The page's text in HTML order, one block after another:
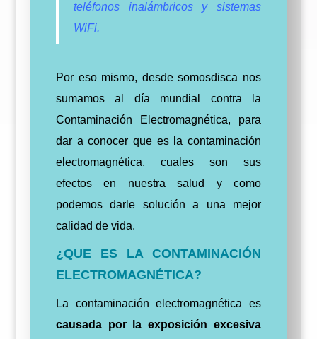
teléfonos inalámbricos y sistemas
WiFi.
Por eso mismo, desde somosdisca nos
sumamos al día mundial contra la
Contaminación Electromagnética, para
dar a conocer que es la contaminación
electromagnética, cuales son sus
efectos en nuestra salud y como
podemos darle solución a una mejor
calidad de vida.
¿QUE ES LA CONTAMINACIÓN
ELECTROMAGNÉTICA?
La contaminación electromagnética es
causada por la exposición excesiva